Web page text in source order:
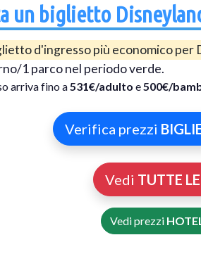
un biglietto
d'ingresso più economico per
1 parco nel periodo verde.
arriva fino a 531€/adulto e 500€/
Verifica prezzi
Vedi TUTTE
Vedi prezzi HOTEL